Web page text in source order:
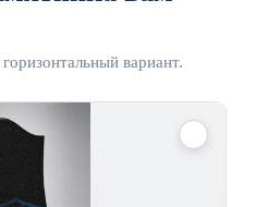
вариант.